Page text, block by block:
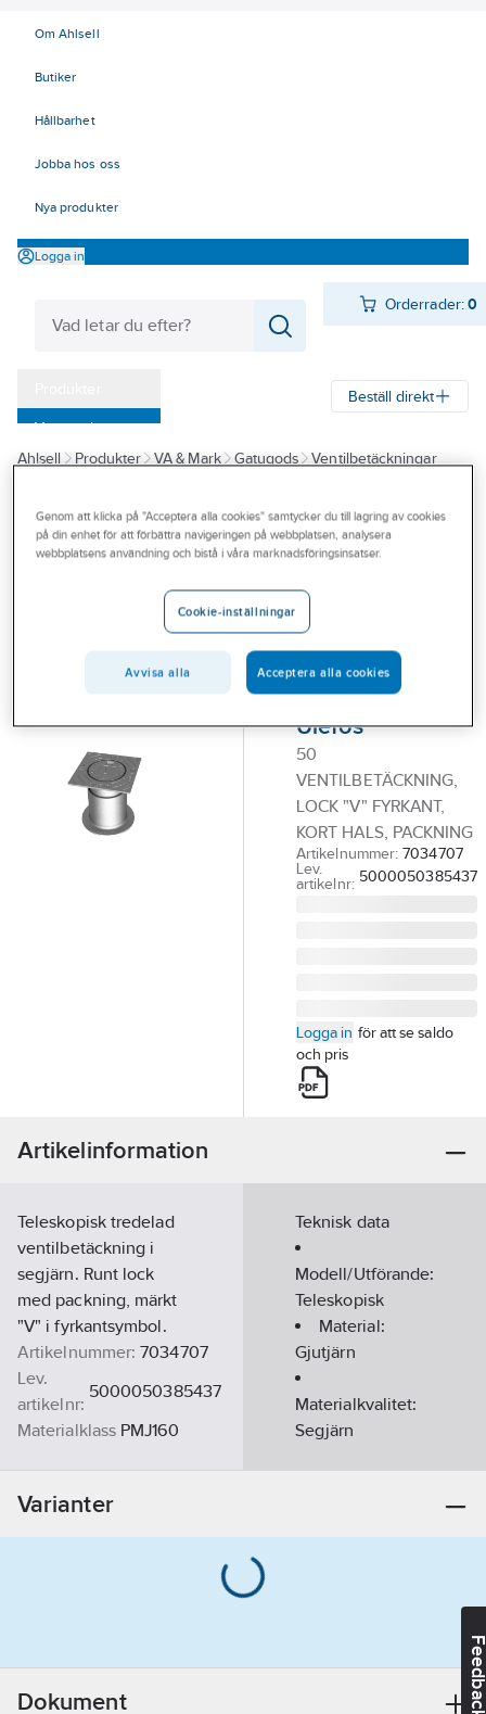
Om Ahlsell
Butiker
Hållbarhet
Jobba hos oss
Nya produkter
Logga in
Orderrader:0
Varumärken
Kampanjer
Branscher
Beställ direkt
Ahlsell Produkter VA & Mark Gatugods Ventilbetäckningar
ULEFOS
Teleskopisk 4-
kantig
ventilbetäckning
med runt lock
"V" i
fyrkantsymbol,
Ulefos
50
VENTILBETÄCKNING,
LOCK "V" FYRKANT,
KORT HALS, PACKNING
Artikelnummer: 7034707
Lev.
artikelnr: 5000050385437
Logga in för att se saldo
och pris
Artikelinformation
Teleskopisk tredelad
ventilbetäckning i
segjärn. Runt lock
med packning, märkt
"V" i fyrkantsymbol.
Artikelnummer: 7034707
Lev.
artikelnr:
5000050385437
Materialklass PMJ160
Teknisk data
Modell/Utförande:
Teleskopisk
Material:
Gjutjärn
Materialkvalitet:
Segjärn
Varianter
Dokument
Genom att klicka på "Acceptera alla cookies" samtycker du till lagring av cookies
på din enhet för att förbättra navigeringen på webbplatsen, analysera
webbplatsens användning och bistå i våra marknadsföringsinsatser.
Cookie-inställningar
Avvisa alla Acceptera alla cookies